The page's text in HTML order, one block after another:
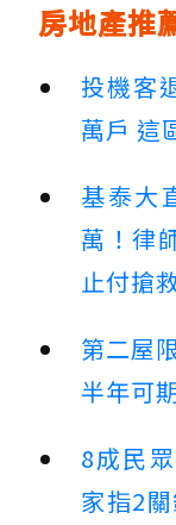
房地產推
投機客
萬戶 這
基泰大
萬！律
止付搶
第二屋
半年可
8成民
家指2